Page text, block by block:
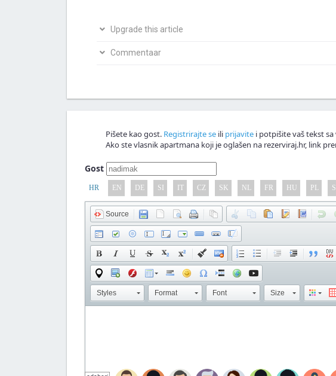
Upgrade this article
Bio si na ovom mjestu? Podijeli s nama svoja iskustva ili
Commentaar
Pišete kao gost. Registrirajte se ili prijavite i potpišite vaš tekst
Ako ste vlasnik apartmana koji je oglašen na rezerviraj.hr, link
Gost
HR EN DE SI IT CZ SK NL FR HU PL
Source
Styles Format Font Size